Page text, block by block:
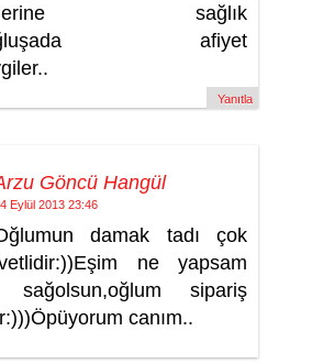
sağlık
afiyet
Yanıtla
Göncü Hangül
Eylül 2013 23:46
damak tadı çok
ne yapsam
sağolsun,oğlum sipariş
canım..